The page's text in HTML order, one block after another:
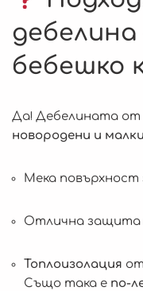
бебешко
Да! Дебелината от
новородени и
Мека повърхност
Отлична защита
Топлоизолация
Също така е по-